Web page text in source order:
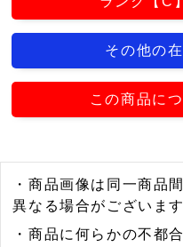
その他の
この商品に
・商品画像は同一商品
異なる場合がございます
・商品に何らかの不都